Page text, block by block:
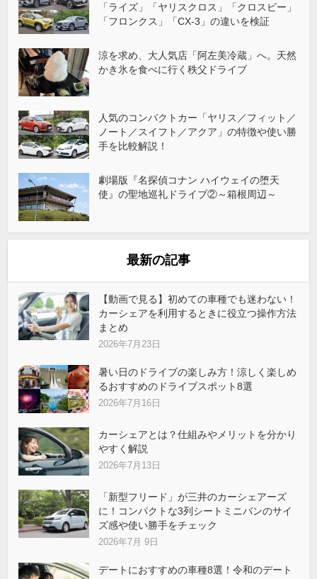
「ライズ」「ヤリスクロス」「クロスビー」
「フロンクス」「CX-3」の違いを検証
涼を求め、大人気店「阿左美冷蔵」へ。天然
かき氷を食べに行く秩父ドライブ
人気のコンパクトカー「ヤリス／フィット／
ノート／スイフト／アクア」の特徴や使い勝
手を比較解説！
劇場版『名探偵コナン ハイウェイの堕天
使』の聖地巡礼ドライブ②～箱根周辺～
最新の記事
【動画で見る】初めての車種でも迷わない！
カーシェアを利用するときに役立つ操作方法
まとめ
2026年7月23日
暑い日のドライブの楽しみ方！涼しく楽しめ
るおすすめのドライブスポット8選
2026年7月16日
カーシェアとは？仕組みやメリットを分かり
やすく解説
2026年7月13日
「新型フリード」が三井のカーシェアーズ
に！コンパクトな3列シートミニバンのサイ
ズ感や使い勝手をチェック
2026年7月 9日
デートにおすすめの車種8選！令和のデート